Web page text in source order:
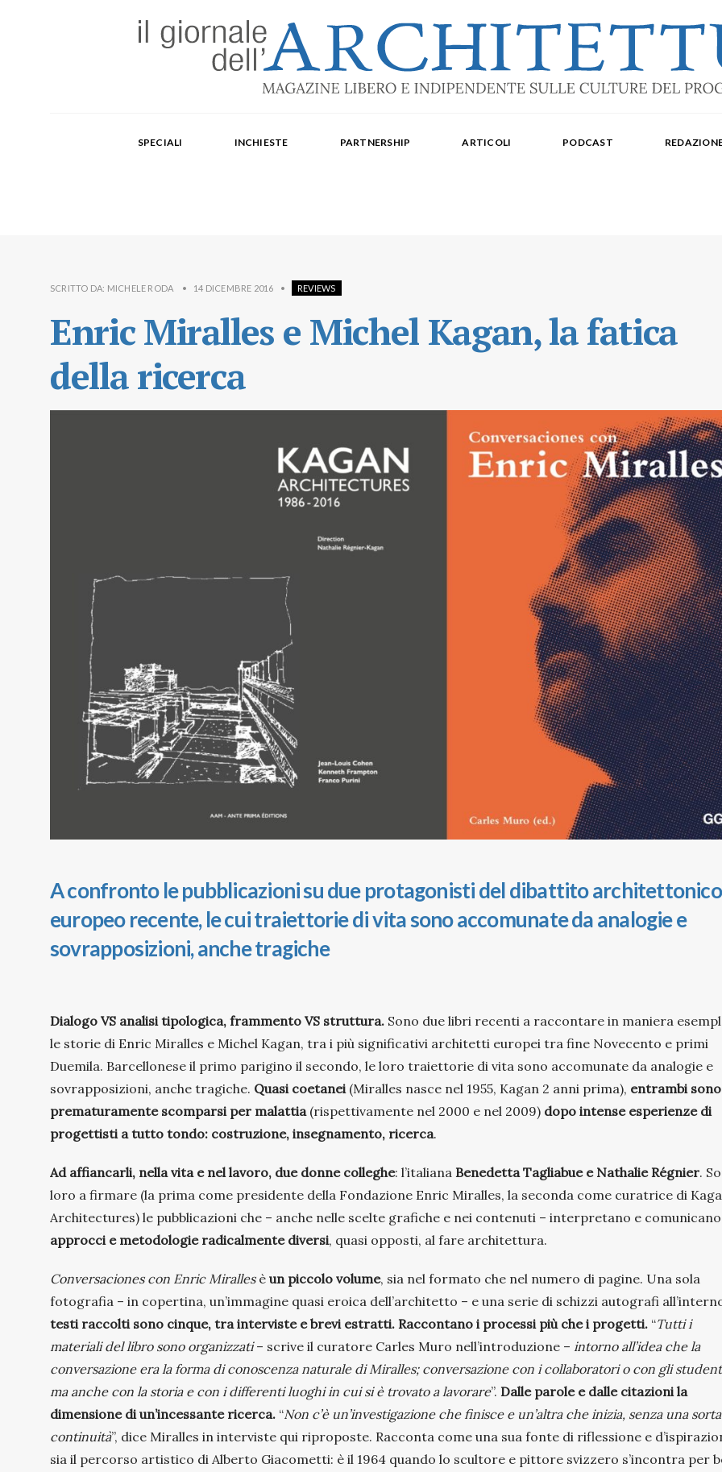
Paola Repellino, Veronica Rodenigo, Cecilia Rosa, Ubaldo Spina. Editore Delegato per The Architectural Post: Luca Gibello.
SPECIALI INCHIESTE PARTNERSHIP ARTICOLI PODCAST
SCRITTO DA: MICHELE RODA • 14 DICEMBRE 2016 • REVIEWS
Enric Miralles e Michel Kagan, la fatica
della ricerca
A confronto le pubblicazioni su due protagonisti del dibattito architettonico
europeo recente, le cui traiettorie di vita sono accomunate da analogie e
sovrapposizioni, anche tragiche
Dialogo VS analisi tipologica, frammento VS struttura. Sono due libri recenti a raccontare in maniera
le storie di Enric Miralles e Michel Kagan, tra i più significativi architetti europei tra fine Novecento e primi
Duemila. Barcellonese il primo parigino il secondo, le loro traiettorie di vita sono accomunate da analogie e
sovrapposizioni, anche tragiche. Quasi coetanei (Miralles nasce nel 1955, Kagan 2 anni prima), entrambi sono
prematuramente scomparsi per malattia (rispettivamente nel 2000 e nel 2009) dopo intense esperienze di
progettisti a tutto tondo: costruzione, insegnamento, ricerca.
Ad affiancarli, nella vita e nel lavoro, due donne colleghe: l’italiana Benedetta Tagliabue e Nathalie Régnier.
loro a firmare (la prima come presidente della Fondazione Enric Miralles, la seconda come curatrice di
Architectures) le pubblicazioni che – anche nelle scelte grafiche e nei contenuti – interpretano e comunicano
approcci e metodologie radicalmente diversi, quasi opposti, al fare architettura.
Conversaciones con Enric Mirallesè un piccolo volume, sia nel formato che nel numero di pagine. Una sola
fotografia – in copertina, un’immagine quasi eroica dell’architetto – e una serie di schizzi autografi
testi raccolti sono cinque, tra interviste e brevi estratti. Raccontano i processi più che i progetti. “Tutti i
materiali del libro sono organizzati– scrive il curatore Carles Muro nell’introduzione – intorno all’idea che la
conversazione era la forma di conoscenza naturale di Miralles; conversazione con i collaboratori o con gli
ma anche con la storia e con i differenti luoghi in cui si è trovato a lavorare”. Dalle parole e dalle citazioni la
dimensione di un’incessante ricerca. “Non c’è un’investigazione che finisce e un’altra che inizia, senza una
continuità”, dice Miralles in interviste qui riproposte. Racconta come una sua fonte di riflessione e
sia il percorso artistico di Alberto Giacometti: è il 1964 quando lo scultore e pittore svizzero s’incontra per